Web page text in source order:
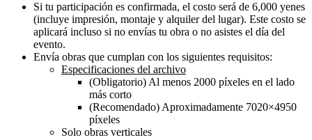
Si tu participación es confirmada, el costo será de 6,000 yenes
(incluye impresión, montaje y alquiler del lugar). Este costo se
aplicará incluso si no envías tu obra o no asistes el día del
evento.
Envía obras que cumplan con los siguientes requisitos:
Especificaciones del archivo
(Obligatorio) Al menos 2000 píxeles en el lado
más corto
(Recomendado) Aproximadamente 7020×4950
píxeles
Solo obras verticales